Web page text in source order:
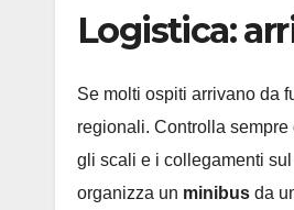
Logistica:
Se molti ospiti arrivano da
regionali. Controlla
gli scali e i collegamenti
organizza un minibus da